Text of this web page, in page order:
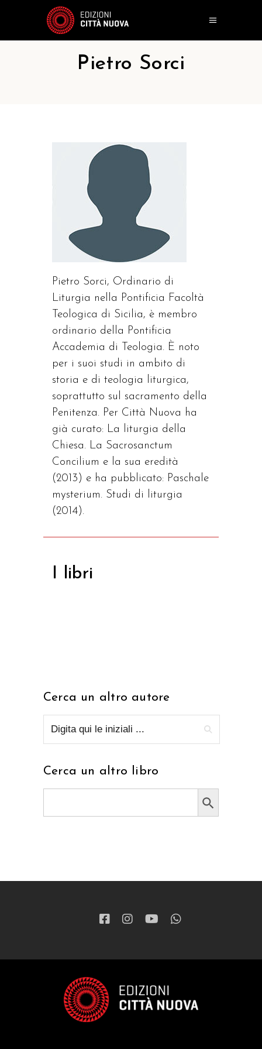
Pietro Sorci
Pietro Sorci, Ordinario di
Liturgia nella Pontificia Facoltà
Teologica di Sicilia, è membro
ordinario della Pontificia
Accademia di Teologia. È noto
per i suoi studi in ambito di
storia e di teologia liturgica,
soprattutto sul sacramento della
Penitenza. Per Città Nuova ha
già curato: La liturgia della
Chiesa. La Sacrosanctum
Concilium e la sua eredità
(2013) e ha pubblicato: Paschale
mysterium. Studi di liturgia
(2014).
I libri
Cerca un altro autore
Cerca un altro libro
Search Button